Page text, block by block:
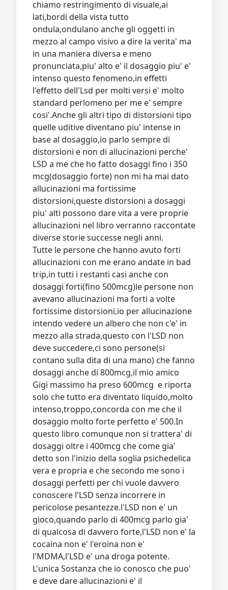
chiamo restringimento di visuale,ai
lati,bordi della vista tutto
ondula,ondulano anche gli oggetti in
mezzo al campo visivo a dire la verita' ma
in una maniera diversa e meno
pronunciata,piu' alto e' il dosaggio piu' e'
intenso questo fenomeno,in effetti
l'effetto dell'Lsd per molti versi e' molto
standard perlomeno per me e' sempre
cosi'.Anche gli altri tipo di distorsioni tipo
quelle uditive diventano piu' intense in
base al dosaggio,io parlo sempre di
distorsioni e non di allucinazioni perche'
LSD a me che ho fatto dosaggi fino i 350
mcg(dosaggio forte) non mi ha mai dato
allucinazioni ma fortissime
distorsioni,queste distorsioni a dosaggi
piu' alti possono dare vita a vere proprie
allucinazioni nel libro verranno raccontate
diverse storie successe negli anni.
Tutte le persone che hanno avuto forti
allucinazioni con me erano andate in bad
trip,in tutti i restanti casi anche con
dosaggi forti(fino 500mcg)le persone non
avevano allucinazioni ma forti a volte
fortissime distorsioni,io per allucinazione
intendo vedere un albero che non c'e' in
mezzo alla strada,questo con l'LSD non
deve succedere,ci sono persone(si
contano sulla dita di una mano) che fanno
dosaggi anche di 800mcg,il mio amico
Gigi massimo ha preso 600mcg e riporta
solo che tutto era diventato liquido,molto
intenso,troppo,concorda con me che il
dosaggio molto forte perfetto e' 500.In
questo libro comunque non si trattera' di
dosaggi oltre i 400mcg che come gia'
detto son l'inizio della soglia psichedelica
vera e propria e che secondo me sono i
dosaggi perfetti per chi vuole davvero
conoscere l'LSD senza incorrere in
pericolose pesantezze.l'LSD non e' un
gioco,quando parlo di 400mcg parlo gia'
di qualcosa di davvero forte,l'LSD non e' la
cocaina non e' l'eroina non e'
l'MDMA,l'LSD e' una droga potente.
L'unica Sostanza che io conosco che puo'
e deve dare allucinazioni e' il